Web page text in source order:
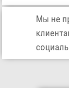
Мы не